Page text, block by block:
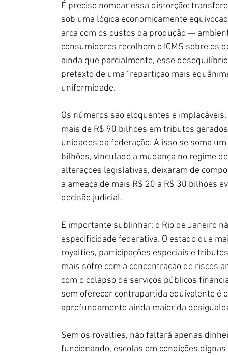
É preciso nomear essa distorção:
sob uma lógica economicamente
arca com os custos da produção —
consumidores recolhem o ICMS sobre os
ainda que parcialmente, esse
pretexto de uma “repartição mais
uniformidade.
Os números são eloquentes e
mais de R$ 90 bilhões em tributos
unidades da federação. A isso se soma
bilhões, vinculado à mudança no regime
alterações legislativas, deixaram de
a ameaça de mais R$ 20 a R$ 30 bilhões
decisão judicial.
É importante sublinhar: o Rio de Janeiro
especificidade federativa. O estado que
royalties, participações especiais e
mais sofre com a concentração de riscos
com o colapso de serviços públicos
sem oferecer contrapartida equivalente é
aprofundamento ainda maior da
Sem os royalties, não faltará apenas
funcionando, escolas em condições